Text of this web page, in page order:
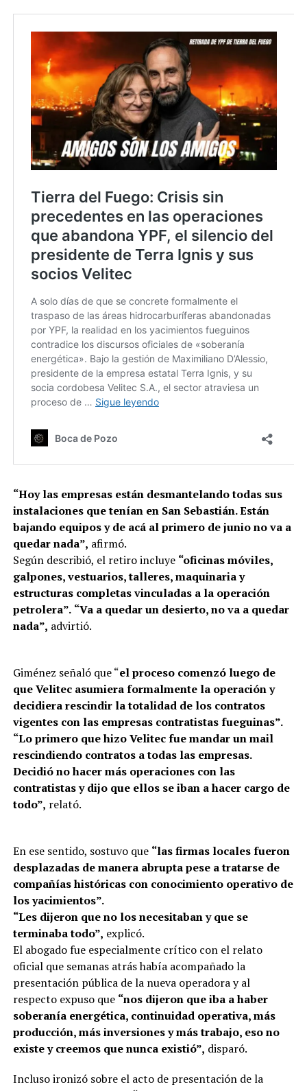
“Hoy las empresas están desmantelando todas sus
instalaciones que tenían en San Sebastián. Están
bajando equipos y de acá al primero de junio no va a
quedar nada”, afirmó.
Según describió, el retiro incluye “oficinas móviles,
galpones, vestuarios, talleres, maquinaria y
estructuras completas vinculadas a la operación
petrolera”. “Va a quedar un desierto, no va a quedar
nada”, advirtió.
Giménez señaló que “el proceso comenzó luego de
que Velitec asumiera formalmente la operación y
decidiera rescindir la totalidad de los contratos
vigentes con las empresas contratistas fueguinas”.
“Lo primero que hizo Velitec fue mandar un mail
rescindiendo contratos a todas las empresas.
Decidió no hacer más operaciones con las
contratistas y dijo que ellos se iban a hacer cargo de
todo”, relató.
En ese sentido, sostuvo que “las firmas locales fueron
desplazadas de manera abrupta pese a tratarse de
compañías históricas con conocimiento operativo de
los yacimientos”.
“Les dijeron que no los necesitaban y que se
terminaba todo”, explicó.
El abogado fue especialmente crítico con el relato
oficial que semanas atrás había acompañado la
presentación pública de la nueva operadora y al
respecto expuso que “nos dijeron que iba a haber
soberanía energética, continuidad operativa, más
producción, más inversiones y más trabajo, eso no
existe y creemos que nunca existió”, disparó.
Incluso ironizó sobre el acto de presentación de la